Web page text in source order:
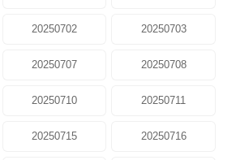
20250702 20250703
20250707 20250708
20250710 20250711
20250715 20250716